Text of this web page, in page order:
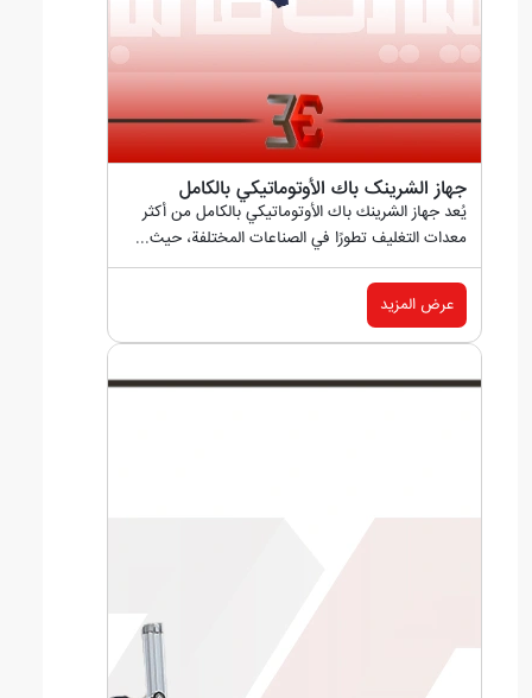
جهاز الشرینک باك الأوتوماتيكي بالكامل
يُعد جهاز الشرینك باك الأوتوماتيكي بالكامل من أكثر
معدات التغليف تطورًا في الصناعات المختلفة، حيث...
عرض المزيد